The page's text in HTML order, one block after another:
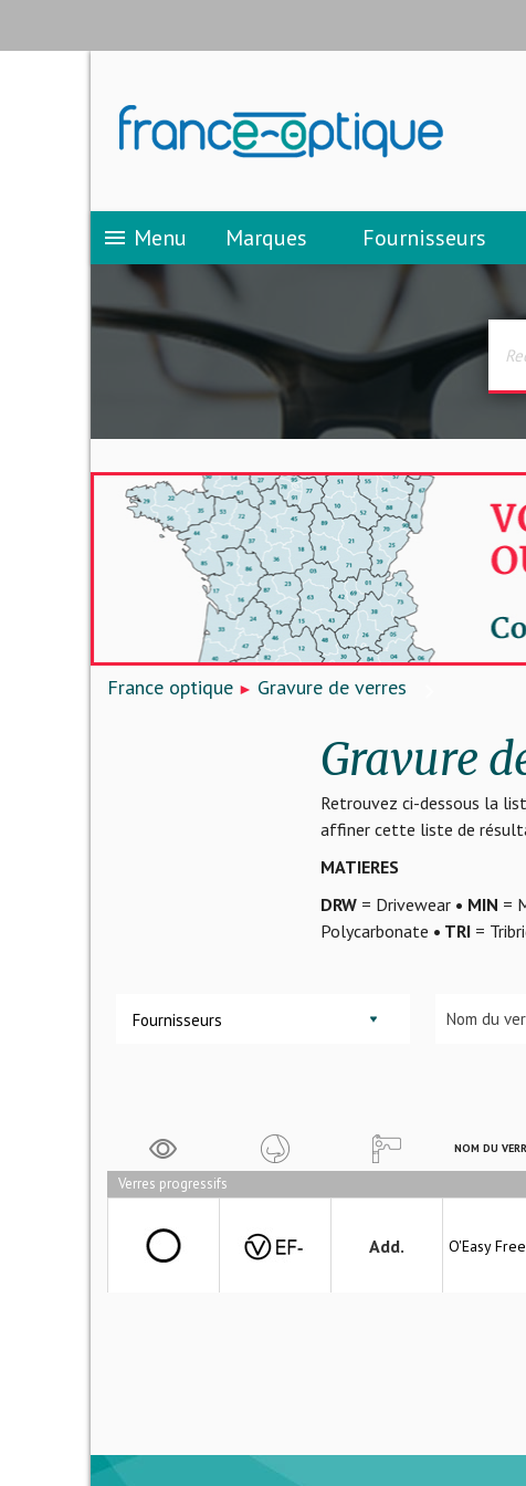
menu Menu Marques Fournisseurs
France optique Gravure de verres
Gravure
Retrouvez ci-dessous la
affiner cette liste de
MATIERES
DRW= Drivewear • MIN =
Polycarbonate • TRI=
Fournisseurs
NOM DU
Verres progressifs
Add. O'Easy